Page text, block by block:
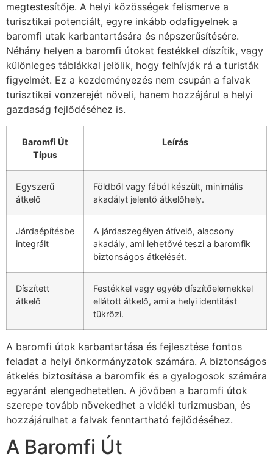
megtestesítője. A helyi közösségek felismerve a
turisztikai potenciált, egyre inkább odafigyelnek a
baromfi utak karbantartására és népszerűsítésére.
Néhány helyen a baromfi útokat festékkel díszítik, vagy
különleges táblákkal jelölik, hogy felhívják rá a turisták
figyelmét. Ez a kezdeményezés nem csupán a falvak
turisztikai vonzerejét növeli, hanem hozzájárul a helyi
gazdaság fejlődéséhez is.
Baromfi Út
Típus
Leírás
Egyszerű
átkelő
Földből vagy fából készült, minimális
akadályt jelentő átkelőhely.
Járdaépítésbe
integrált
A járdaszegélyen átívelő, alacsony
akadály, ami lehetővé teszi a baromfik
biztonságos átkelését.
Díszített
átkelő
Festékkel vagy egyéb díszítőelemekkel
ellátott átkelő, ami a helyi identitást
tükrözi.
A baromfi útok karbantartása és fejlesztése fontos
feladat a helyi önkormányzatok számára. A biztonságos
átkelés biztosítása a baromfik és a gyalogosok számára
egyaránt elengedhetetlen. A jövőben a baromfi útok
szerepe tovább növekedhet a vidéki turizmusban, és
hozzájárulhat a falvak fenntartható fejlődéséhez.
A Baromfi Út